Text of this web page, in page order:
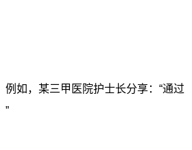
如，某三甲医院护士长分享：“通过
”